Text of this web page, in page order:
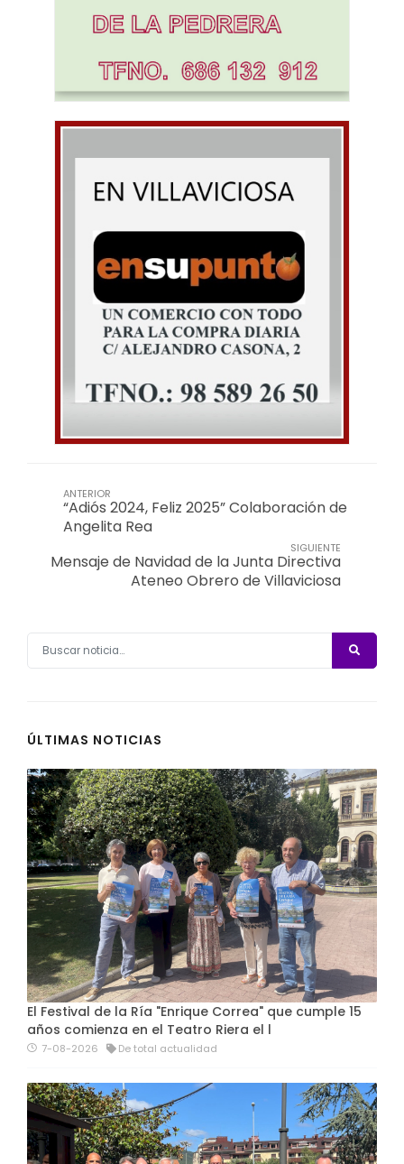
ANTERIOR
“Adiós 2024, Feliz 2025” Colaboración de
Angelita Rea
SIGUIENTE
Mensaje de Navidad de la Junta Directiva
Ateneo Obrero de Villaviciosa
ÚLTIMAS NOTICIAS
El Festival de la Ría "Enrique Correa" que cumple 15
años comienza en el Teatro Riera el l
7-08-2026 De total actualidad